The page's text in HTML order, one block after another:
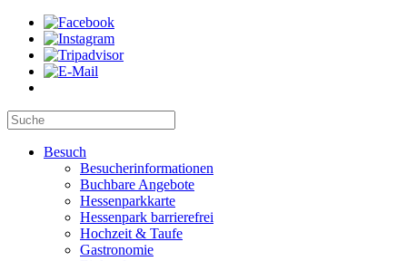
Besuch
Besucherinformationen
Buchbare Angebote
Hessenparkkarte
Hessenpark barrierefrei
Hochzeit & Taufe
Gastronomie